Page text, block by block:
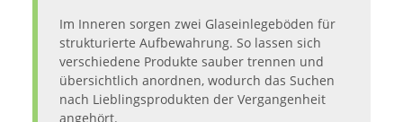
Im Inneren sorgen zwei Glaseinlegeböden für
strukturierte Aufbewahrung. So lassen sich
verschiedene Produkte sauber trennen und
übersichtlich anordnen, wodurch das Suchen
nach Lieblingsprodukten der Vergangenheit
angehört.